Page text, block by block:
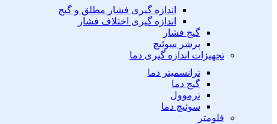
اندازه گیری فشار مطلق و گیج
اندازه گیری اختلاف فشار
گیج فشار
پرشر سوئیچ
تجهیزات اندازه گیری دما
ترانسمیتر دما
گیج دما
ترموول
سوئیچ دما
فلومتر